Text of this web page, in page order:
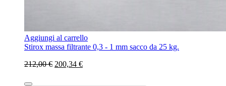
Aggiungi al carrello
Stirox massa filtrante 0,3 - 1 mm sacco da 25 kg.
212,00 € 200,34 €